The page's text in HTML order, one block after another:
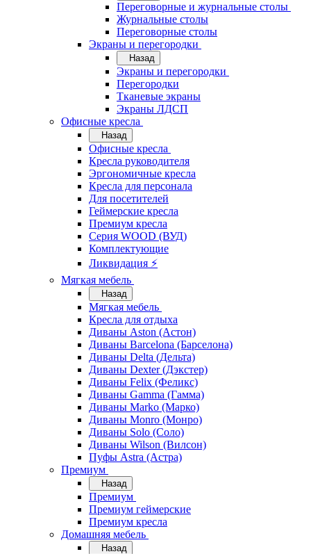
Переговорные и журнальные столы
Журнальные столы
Переговорные столы
Экраны и перегородки
Назад
Экраны и перегородки
Перегородки
Тканевые экраны
Экраны ЛДСП
Офисные кресла
Назад
Офисные кресла
Кресла руководителя
Эргономичные кресла
Кресла для персонала
Для посетителей
Геймерские кресла
Премиум кресла
Серия WOOD (ВУД)
Комплектующие
Ликвидация ⚡
Мягкая мебель
Назад
Мягкая мебель
Кресла для отдыха
Диваны Aston (Астон)
Диваны Barcelona (Барселона)
Диваны Delta (Дельта)
Диваны Dexter (Дэкстер)
Диваны Felix (Феликс)
Диваны Gamma (Гамма)
Диваны Marko (Марко)
Диваны Monro (Монро)
Диваны Solo (Соло)
Диваны Wilson (Вилсон)
Пуфы Astra (Астра)
Премиум
Назад
Премиум
Премиум геймерские
Премиум кресла
Домашняя мебель
Назад